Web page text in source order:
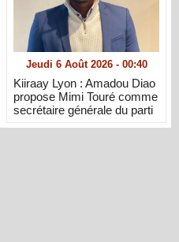
Jeudi 6 Août 2026 - 00:40
Kiiraay Lyon : Amadou Diao
propose Mimi Touré comme
secrétaire générale du parti